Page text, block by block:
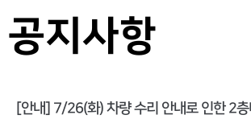
공지사항
[안내] 7/26(화) 차량 수리 안내로 인한 2